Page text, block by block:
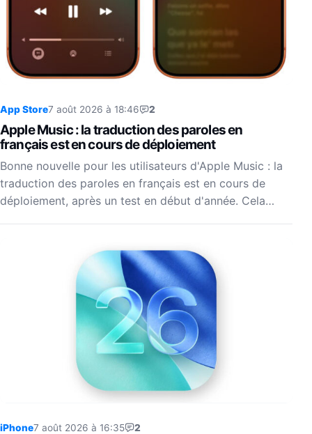
App Store7 août 2026 à 18:46 2
Apple Music : la traduction des paroles en
français est en cours de déploiement
Bonne nouvelle pour les utilisateurs d'Apple Music : la
traduction des paroles en français est en cours de
déploiement, après un test en début d'année. Cela…
iPhone7 août 2026 à 16:35 2